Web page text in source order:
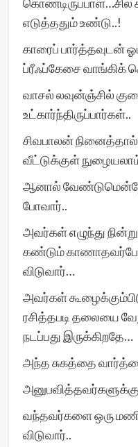
எடுத்ததும் உண்டு..!
காரைப் பார்த்தவுடன்
ப்ரீஃப்கேசை
வாசல் லவுன்ஞ்சில்
உட்கார்ந்திருப்பார்கள்..
சிவபாலன்
வீட்டுக்குள்
ஆனால்
போவார்..
அவர்கள் எழுந்து
கண்டும்
விடுவார்…
அவர்கள்
ரசித்தபடி தலையை
நடப்பது இருக்கிறதே…
அந்த சுகத்தை
வந்தவர்களை ஒரு
விடுவார்..